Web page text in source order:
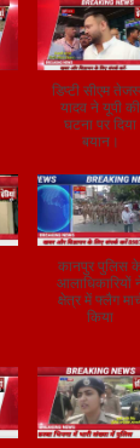
डिप्टी सीएम
यादव ने यूपी की
घटना पर दिया
बयान।
कानपुर पुलिस
आलाधिकारियों
क्षेत्र में फ्लैग
किया